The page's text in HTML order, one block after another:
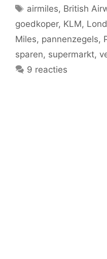
Tags
airmiles, British
goedkoper, KLM,
Miles, pannenzegels,
sparen, supermarkt,
9 reacties